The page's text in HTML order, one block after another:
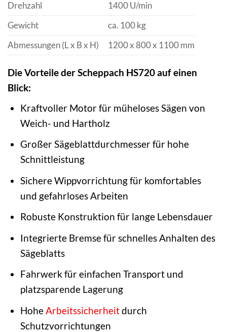
Drehzahl
1400 U/min
Gewicht
ca. 100 kg
Abmessungen (L x B x H)
1200 x 800 x 1100 mm
Die Vorteile der Scheppach HS720 auf einen
Blick:
Kraftvoller Motor für müheloses Sägen von
Weich- und Hartholz
Großer Sägeblattdurchmesser für hohe
Schnittleistung
Sichere Wippvorrichtung für komfortables
und gefahrloses Arbeiten
Robuste Konstruktion für lange Lebensdauer
Integrierte Bremse für schnelles Anhalten des
Sägeblatts
Fahrwerk für einfachen Transport und
platzsparende Lagerung
HoheArbeitssicherheitdurch
Schutzvorrichtungen